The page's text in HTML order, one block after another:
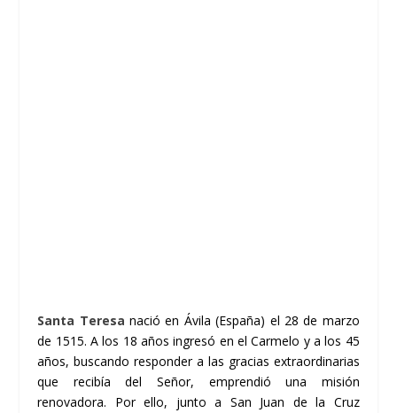
Santa Teresa nació en Ávila (España) el 28 de marzo
de 1515. A los 18 años ingresó en el Carmelo y a los 45
años, buscando responder a las gracias extraordinarias
que recibía del Señor, emprendió una misión
renovadora. Por ello, junto a San Juan de la Cruz